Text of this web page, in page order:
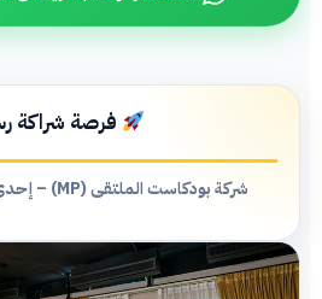
فرصة شراكة
شركة بودكاست الملتقى (MP) – إحدى شركات فايبز القابضة